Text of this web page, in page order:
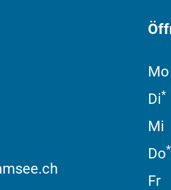
Mo
Di*
Mi
Do*
Fr